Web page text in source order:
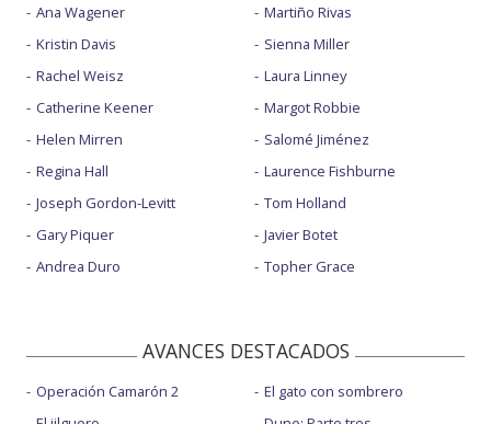
Ana Wagener
Kristin Davis
Rachel Weisz
Catherine Keener
Helen Mirren
Regina Hall
Joseph Gordon-Levitt
Gary Piquer
Andrea Duro
Martiño Rivas
Sienna Miller
Laura Linney
Margot Robbie
Salomé Jiménez
Laurence Fishburne
Tom Holland
Javier Botet
Topher Grace
AVANCES DESTACADOS
Operación Camarón 2
El gato con sombrero